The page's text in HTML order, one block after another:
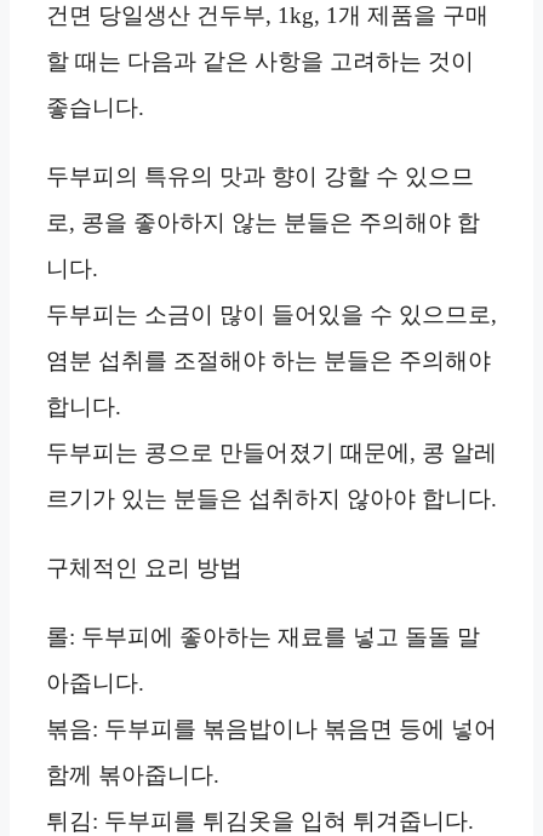
건면 당일생산 건두부, 1kg, 1개 제품을 구매
할 때는 다음과 같은 사항을 고려하는 것이
좋습니다.
두부피의 특유의 맛과 향이 강할 수 있으므
로, 콩을 좋아하지 않는 분들은 주의해야 합
니다.
두부피는 소금이 많이 들어있을 수 있으므로,
염분 섭취를 조절해야 하는 분들은 주의해야
합니다.
두부피는 콩으로 만들어졌기 때문에, 콩 알레
르기가 있는 분들은 섭취하지 않아야 합니다.
구체적인 요리 방법
롤: 두부피에 좋아하는 재료를 넣고 돌돌 말
아줍니다.
볶음: 두부피를 볶음밥이나 볶음면 등에 넣어
함께 볶아줍니다.
튀김: 두부피를 튀김옷을 입혀 튀겨줍니다.